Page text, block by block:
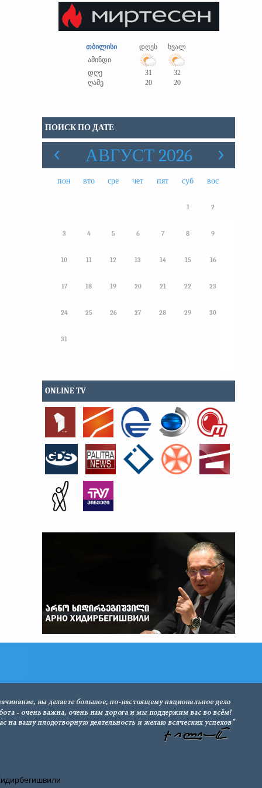
თბილისი დღეს
ხვალ
ამინდი
დღე
31
32
ღამე
20 20
ПОИСК ПО ДАТЕ
АВГУСТ 2026
пон вто сре чет пят суб вос
1 2
3 4 5 6 7 8 9
10 11 12 13 14 15 16
17 18 19 20 21 22 23
24 25 26 27 28 29 30
31
ONLINE TV